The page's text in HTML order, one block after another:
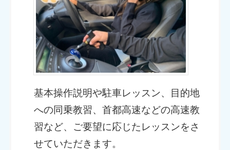
基本操作説明や駐車レッスン、目的地
への同乗教習、首都高速などの高速教
習など、ご要望に応じたレッスンをさ
せていただきます。